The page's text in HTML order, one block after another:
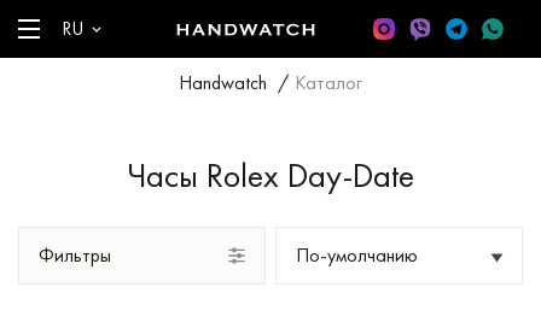
RU
Handwatch / Каталог
Часы Rolex Day-Date
Фильтры